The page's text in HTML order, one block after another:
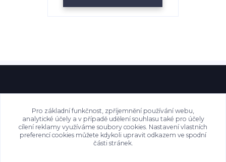
Pro základní funkčnost, zpříjemnění používání webu,
analytické účely a v případě udělení souhlasu také pro účely
cílení reklamy využíváme soubory cookies. Nastavení vlastních
preferencí cookies můžete kdykoli upravit odkazem ve spodní
části stránek.